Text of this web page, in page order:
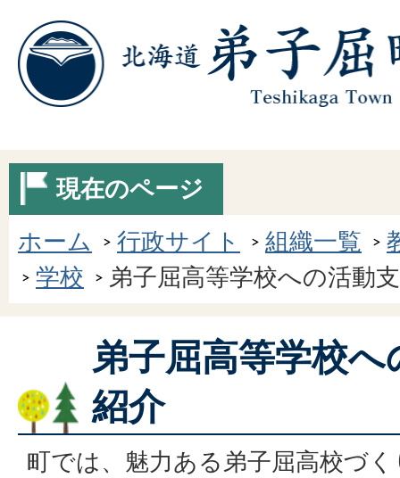
現在のページ
ホーム
行政サイト 組織一覧
学校
弟子屈高等学校への活動
弟子屈高等学校へ
紹介
町では、魅力ある弟子屈高校づ